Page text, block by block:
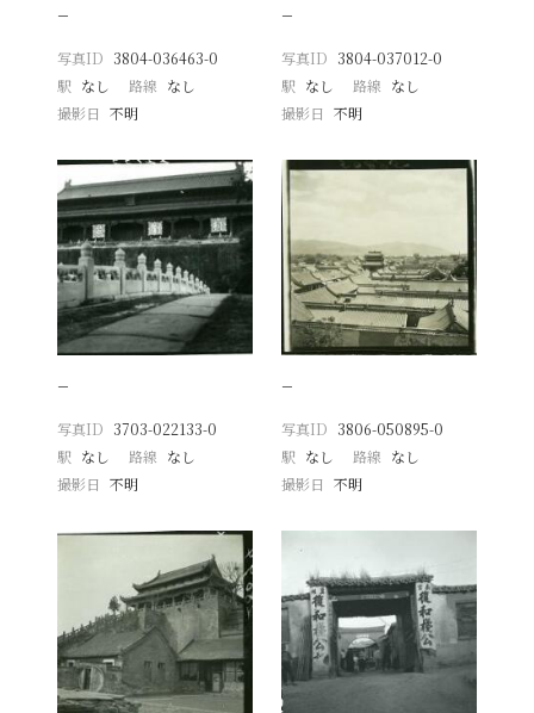
−
写真ID 3804-036463-0
駅 なし 路線 なし
撮影日
不明
−
写真ID 3804-037012-0
駅 なし 路線 なし
撮影日 不明
−
写真ID 3703-022133-0
駅 なし 路線 なし
撮影日
不明
−
写真ID 3806-050895-0
駅 なし 路線 なし
撮影日 不明